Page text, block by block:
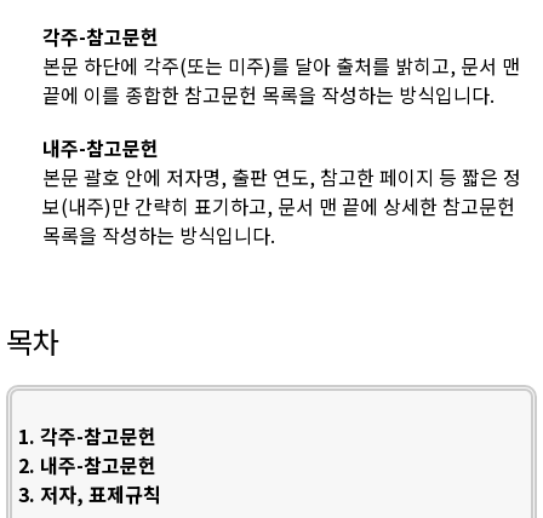
각주-참고문헌
본문 하단에 각주(또는 미주)를 달아 출처를 밝히고, 문서 맨
끝에 이를 종합한 참고문헌 목록을 작성하는 방식입니다.
내주-참고문헌
본문 괄호 안에 저자명, 출판 연도, 참고한 페이지 등 짧은 정
보(내주)만 간략히 표기하고, 문서 맨 끝에 상세한 참고문헌
목록을 작성하는 방식입니다.
목차
1. 각주-참고문헌
2. 내주-참고문헌
3. 저자, 표제규칙